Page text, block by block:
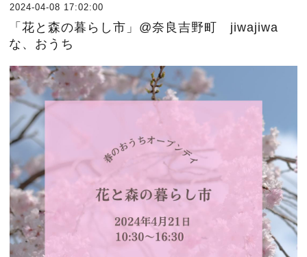
2024-04-08 17:02:00
「花と森の暮らし市」@奈良吉野町 jiwajiwa
な、おうち